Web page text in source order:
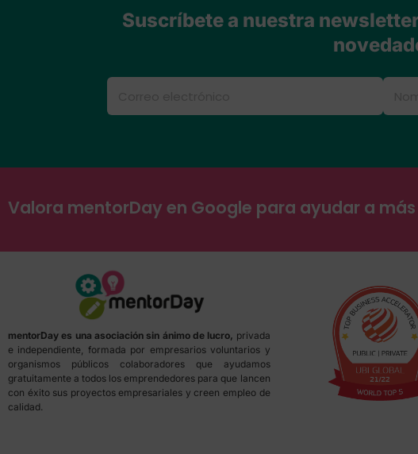
Suscríbete a nuestra
Valora mentorDay en Google para ayudar a
mentorDay es una asociación sin ánimo de lucro, privada
e independiente, formada por empresarios voluntarios y
organismos públicos colaboradores que ayudamos
gratuitamente a todos los emprendedores para que lancen
con éxito sus proyectos empresariales y creen empleo de
calidad.